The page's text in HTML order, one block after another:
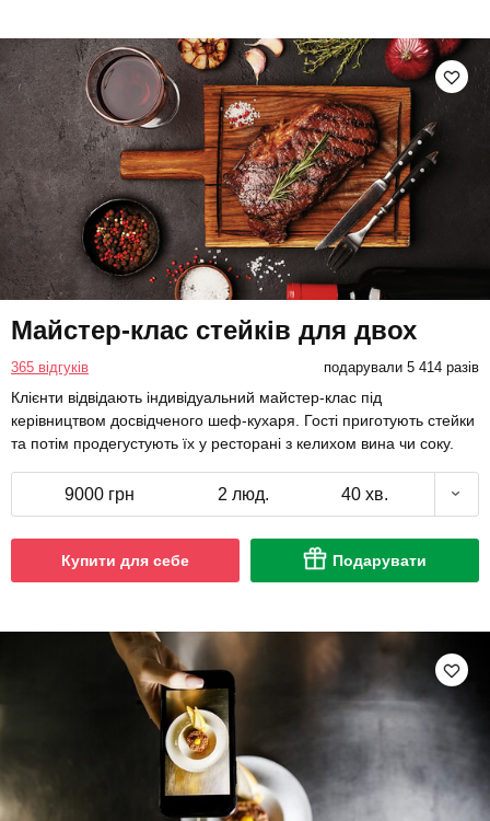
Майстер-клас стейків для двох
365 відгуків подарували 5 414 разів
Клієнти відвідають індивідуальний майстер-клас під
керівництвом досвідченого шеф-кухаря. Гості приготують стейки
та потім продегустують їх у ресторані з келихом вина чи соку.
9000 грн 2 люд. 40 хв.
Купити для себе Подарувати